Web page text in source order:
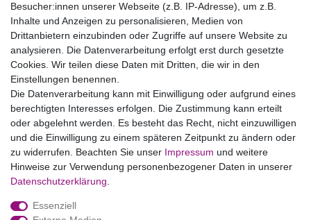
Besucher:innen unserer Webseite (z.B. IP-Adresse), um z.B.
Inhalte und Anzeigen zu personalisieren, Medien von
Drittanbietern einzubinden oder Zugriffe auf unsere Website zu
analysieren. Die Datenverarbeitung erfolgt erst durch gesetzte
Cookies. Wir teilen diese Daten mit Dritten, die wir in den
Einstellungen benennen.
Die Datenverarbeitung kann mit Einwilligung oder aufgrund eines
berechtigten Interesses erfolgen. Die Zustimmung kann erteilt
oder abgelehnt werden. Es besteht das Recht, nicht einzuwilligen
und die Einwilligung zu einem späteren Zeitpunkt zu ändern oder
zu widerrufen. Beachten Sie unser Impressum und weitere
Hinweise zur Verwendung personenbezogener Daten in unserer
Daten­schutz­erklärung
Essenziell
AGB
Vertrag widerrufen
B2BKunden
Zum Händlerbereich
PrivatKunden
Neukundenanmeldung
Mein Konto